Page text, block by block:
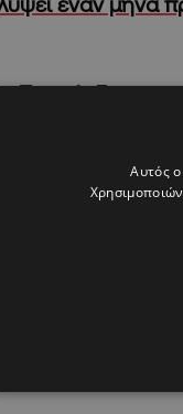
Σμαράγδα
εκπομπής
, μετέφερε τις
Αυτός